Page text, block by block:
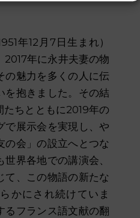
年12月7日生まれ）
年に永井夫妻の物
の魅力を多くの人に伝
を抱きました。その結
ちとともに2019年の
で展示会を実現し、や
の会」の設立へとつな
界各地での講演会、
て、この物語の新たな
かにされ続けていま
るフランス語文献の翻